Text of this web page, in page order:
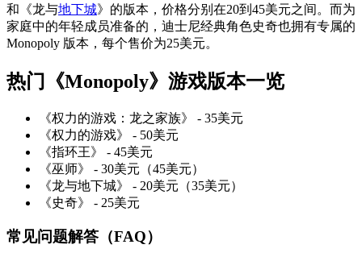
和《龙与地下城》的版本，价格分别在20到45美元之间。而为
家庭中的年轻成员准备的，迪士尼经典角色史奇也拥有专属的
Monopoly 版本，每个售价为25美元。
热门《Monopoly》游戏版本一览
《权力的游戏：龙之家族》 - 35美元
《权力的游戏》 - 50美元
《指环王》 - 45美元
《巫师》 - 30美元（45美元）
《龙与地下城》 - 20美元（35美元）
《史奇》 - 25美元
常见问题解答（FAQ）